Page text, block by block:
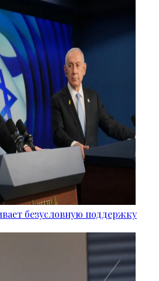
безусловную поддержку